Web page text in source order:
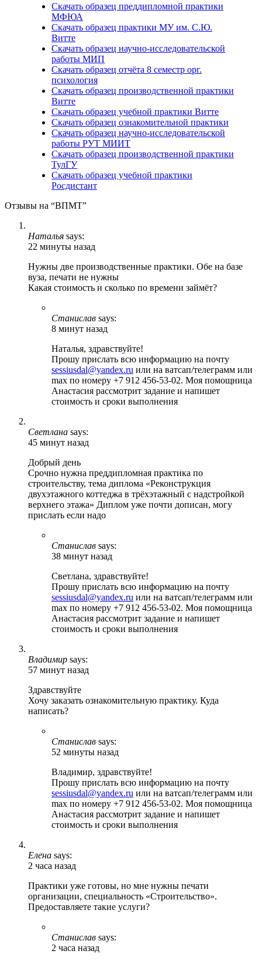
Скачать образец преддипломной практики
МФЮА
Скачать образец практики МУ им. С.Ю.
Витте
Скачать образец научно-исследовательской
работы МИП
Скачать образец отчёта 8 семестр орг.
психология
Скачать образец производственной практики
Витте
Скачать образец учебной практики Витте
Скачать образец ознакомительной практики
Скачать образец научно-исследовательской
работы РУТ МИИТ
Скачать образец производственной практики
ТулГУ
Скачать образец учебной практики
Росдистант
Отзывы на “ВПМТ”
Наталья says:
22 минуты назад
Нужны две производственные практики. Обе на базе
вуза, печати не нужны
Какая стоимость и сколько по времени займёт?
Станислав says:
8 минут назад
Наталья, здравствуйте!
Прошу прислать всю информацию на почту
sessiusdal@yandex.ru или на ватсап/телеграмм или
max по номеру +7 912 456-53-02. Моя помощница
Анастасия рассмотрит задание и напишет
стоимость и сроки выполнения
Светлана says:
45 минут назад
Добрый день
Срочно нужна преддипломная практика по
строительству, тема диплома «Реконструкция
двухэтажного коттеджа в трёхэтажный с надстройкой
верхнего этажа» Диплом уже почти дописан, могу
прислать если надо
Станислав says:
38 минут назад
Светлана, здравствуйте!
Прошу прислать всю информацию на почту
sessiusdal@yandex.ru или на ватсап/телеграмм или
max по номеру +7 912 456-53-02. Моя помощница
Анастасия рассмотрит задание и напишет
стоимость и сроки выполнения
Владимир says:
57 минут назад
Здравствуйте
Хочу заказать ознакомительную практику. Куда
написать?
Станислав says:
52 минуты назад
Владимир, здравствуйте!
Прошу прислать всю информацию на почту
sessiusdal@yandex.ru или на ватсап/телеграмм или
max по номеру +7 912 456-53-02. Моя помощница
Анастасия рассмотрит задание и напишет
стоимость и сроки выполнения
Елена says:
2 часа назад
Практики уже готовы, но мне нужны печати
организации, специальность «Строительство».
Предоставляете такие услуги?
Станислав says:
2 часа назад